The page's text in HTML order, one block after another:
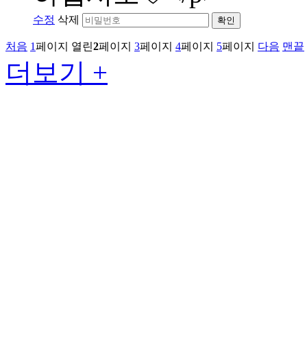
수정 삭제 확인
처음 1페이지 열린2페이지 3페이지 4페이지 5페이지 다음 맨끝
더보기 +